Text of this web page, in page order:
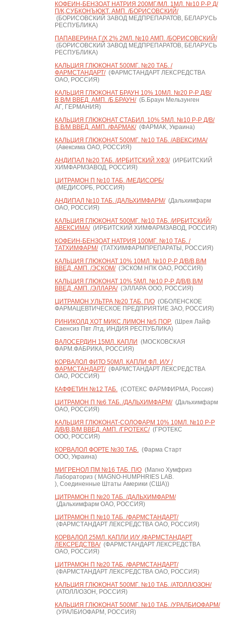
КОФЕИН-БЕНЗОАТ НАТРИЯ 200МГ/МЛ. 1МЛ. №10 Р-Р Д/
П/К,СУБКОНЪЮКТ. АМП. /БОРИСОВСКИЙ/
(БОРИСОВСКИЙ ЗАВОД МЕДПРЕПАРАТОВ, БЕЛАРУСЬ
РЕСПУБЛИКА)
ПАПАВЕРИНА Г/Х 2% 2МЛ. №10 АМП. /БОРИСОВСКИЙ/
(БОРИСОВСКИЙ ЗАВОД МЕДПРЕПАРАТОВ, БЕЛАРУСЬ
РЕСПУБЛИКА)
КАЛЬЦИЯ ГЛЮКОНАТ 500МГ. №20 ТАБ. /
ФАРМСТАНДАРТ/(ФАРМСТАНДАРТ ЛЕКСРЕДСТВА
ОАО, РОССИЯ)
КАЛЬЦИЯ ГЛЮКОНАТ БРАУН 10% 10МЛ. №20 Р-Р Д/В/
В,В/М ВВЕД. АМП. /Б.БРАУН/(Б.Браун Мельзунген
АГ, ГЕРМАНИЯ)
КАЛЬЦИЯ ГЛЮКОНАТ СТАБИЛ. 10% 5МЛ. №10 Р-Р Д/В/
В,В/М ВВЕД. АМП. /ФАРМАК/(ФАРМАК, Украина)
КАЛЬЦИЯ ГЛЮКОНАТ 500МГ. №10 ТАБ. /АВЕКСИМА/
(Авексима ОАО, РОССИЯ)
АНДИПАЛ №20 ТАБ. /ИРБИТСКИЙ ХФЗ/(ИРБИТСКИЙ
ХИМФАРМЗАВОД, РОССИЯ)
ЦИТРАМОН П №10 ТАБ. /МЕДИСОРБ/
(МЕДИСОРБ, РОССИЯ)
АНДИПАЛ №10 ТАБ. /ДАЛЬХИМФАРМ/(Дальхимфарм
ОАО, РОССИЯ)
КАЛЬЦИЯ ГЛЮКОНАТ 500МГ. №10 ТАБ. /ИРБИТСКИЙ/
АВЕКСИМА/(ИРБИТСКИЙ ХИМФАРМЗАВОД, РОССИЯ)
КОФЕИН-БЕНЗОАТ НАТРИЯ 100МГ. №10 ТАБ. /
ТАТХИМФАРМ/(ТАТХИМФАРМПРЕПАРАТЫ, РОССИЯ)
КАЛЬЦИЯ ГЛЮКОНАТ 10% 10МЛ. №10 Р-Р Д/В/В,В/М
ВВЕД. АМП. /ЭСКОМ/(ЭСКОМ НПК ОАО, РОССИЯ)
КАЛЬЦИЯ ГЛЮКОНАТ 10% 5МЛ. №10 Р-Р Д/В/В,В/М
ВВЕД. АМП. /ЭЛЛАРА/(ЭЛЛАРА ООО, РОССИЯ)
ЦИТРАМОН УЛЬТРА №20 ТАБ. П/О(ОБОЛЕНСКОЕ
ФАРМАЦЕВТИЧЕСКОЕ ПРЕДПРИЯТИЕ ЗАО, РОССИЯ)
РИНИКОЛД ХОТ МИКС ЛИМОН №5 ПОР.(Шрея Лайф
Саенсиз Пвт Лтд, ИНДИЯ РЕСПУБЛИКА)
ВАЛОСЕРДИН 15МЛ. КАПЛИ (МОСКОВСКАЯ
ФАРМ.ФАБРИКА, РОССИЯ)
КОРВАЛОЛ ФИТО 50МЛ. КАПЛИ ФЛ. И/У /
ФАРМСТАНДАРТ/(ФАРМСТАНДАРТ ЛЕКСРЕДСТВА
ОАО, РОССИЯ)
КАФФЕТИН №12 ТАБ.(СОТЕКС ФАРМФИРМА, Россия)
ЦИТРАМОН П №6 ТАБ. /ДАЛЬХИМФАРМ/(Дальхимфарм
ОАО, РОССИЯ)
КАЛЬЦИЯ ГЛЮКОНАТ-СОЛОФАРМ 10% 10МЛ. №10 Р-Р
Д/В/В,В/М ВВЕД. АМП. /ГРОТЕКС/(ГРОТЕКС
ООО, РОССИЯ)
КОРВАЛОЛ ФОРТЕ №30 ТАБ.(Фарма Старт
ООО, Украина)
МИГРЕНОЛ ПМ №16 ТАБ. П/О(Магно Хумфриз
Лабораториз ( MAGNO-HUMPHRIES LAB.
), Соединенные Штаты Америки (США))
ЦИТРАМОН П №20 ТАБ. /ДАЛЬХИМФАРМ/
(Дальхимфарм ОАО, РОССИЯ)
ЦИТРАМОН П №10 ТАБ. /ФАРМСТАНДАРТ/
(ФАРМСТАНДАРТ ЛЕКСРЕДСТВА ОАО, РОССИЯ)
КОРВАЛОЛ 25МЛ. КАПЛИ И/У /ФАРМСТАНДАРТ
ЛЕКСРЕДСТВА/(ФАРМСТАНДАРТ ЛЕКСРЕДСТВА
ОАО, РОССИЯ)
ЦИТРАМОН П №20 ТАБ. /ФАРМСТАНДАРТ/
(ФАРМСТАНДАРТ ЛЕКСРЕДСТВА ОАО, РОССИЯ)
КАЛЬЦИЯ ГЛЮКОНАТ 500МГ. №10 ТАБ. /АТОЛЛ/ОЗОН/
(АТОЛЛ/ОЗОН, РОССИЯ)
КАЛЬЦИЯ ГЛЮКОНАТ 500МГ. №10 ТАБ. /УРАЛБИОФАРМ/
(УРАЛБИОФАРМ, РОССИЯ)